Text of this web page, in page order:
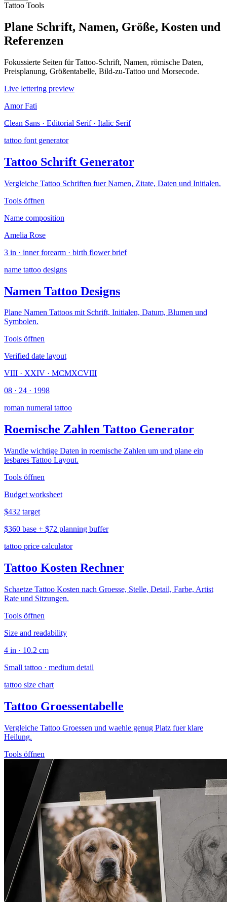
Tattoo Tools
Plane Schrift, Namen, Größe, Kosten und
Referenzen
Fokussierte Seiten für Tattoo-Schrift, Namen, römische Daten,
Preisplanung, Größentabelle, Bild-zu-Tattoo und Morsecode.
Live lettering preview
Amor Fati
Clean Sans · Editorial Serif · Italic Serif
tattoo font generator
Tattoo Schrift Generator
Vergleiche Tattoo Schriften fuer Namen, Zitate, Daten und Initialen.
Tools öffnen
Name composition
Amelia Rose
3 in · inner forearm · birth flower brief
name tattoo designs
Namen Tattoo Designs
Plane Namen Tattoos mit Schrift, Initialen, Datum, Blumen und
Symbolen.
Tools öffnen
Verified date layout
VIII · XXIV · MCMXCVIII
08 · 24 · 1998
roman numeral tattoo
Roemische Zahlen Tattoo Generator
Wandle wichtige Daten in roemische Zahlen um und plane ein
lesbares Tattoo Layout.
Tools öffnen
Budget worksheet
$432 target
$360 base + $72 planning buffer
tattoo price calculator
Tattoo Kosten Rechner
Schaetze Tattoo Kosten nach Groesse, Stelle, Detail, Farbe, Artist
Rate und Sitzungen.
Tools öffnen
Size and readability
4 in · 10.2 cm
Small tattoo · medium detail
tattoo size chart
Tattoo Groessentabelle
Vergleiche Tattoo Groessen und waehle genug Platz fuer klare
Heilung.
Tools öffnen